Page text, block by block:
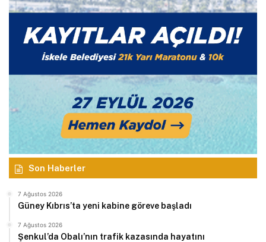
Son Haberler
7 Ağustos 2026
Güney Kıbrıs’ta yeni kabine göreve başladı
7 Ağustos 2026
Şenkul’da Obalı’nın trafik kazasında hayatını